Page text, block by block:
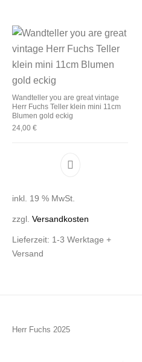
Wandteller you are great vintage
Herr Fuchs Teller klein mini 11cm
Blumen gold eckig
24,00€
inkl. 19 % MwSt.
zzgl.Versandkosten
Lieferzeit: 1-3 Werktage +
Versand
Herr Fuchs 2025